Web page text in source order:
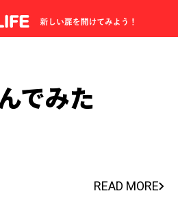
でみた
READ MORE